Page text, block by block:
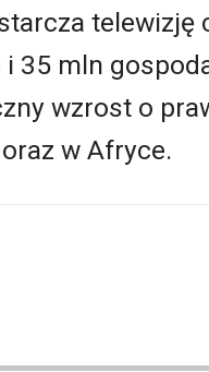
35 mln
wzrost o
w Afryce.